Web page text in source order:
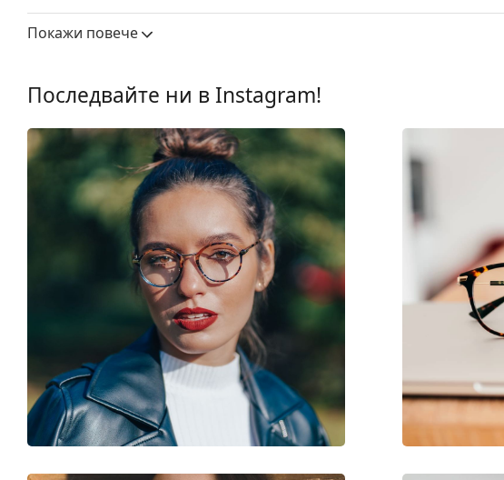
Размер:
S
Ширина:
Ширина на моста:
15 mm
Тегло:
40 гр.
Регулируеми подложки за нос:
Не
Аксесоари
Кутия:
Да
Кърпичка за почистване:
Да
Unisex
Марка:
Esprit
Код:
ET17422 543 51
Покажи повече
Последвайте ни в Instagram!